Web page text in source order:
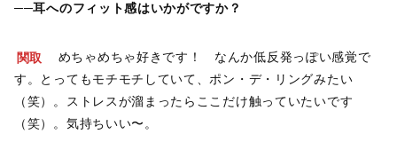
──耳へのフィット感はいかがですか？
関取
めちゃめちゃ好きです！ なんか低反発っぽい感覚で
す。とってもモチモチしていて、ポン・デ・リングみたい
（笑）。ストレスが溜まったらここだけ触っていたいです
（笑）。気持ちいい〜。